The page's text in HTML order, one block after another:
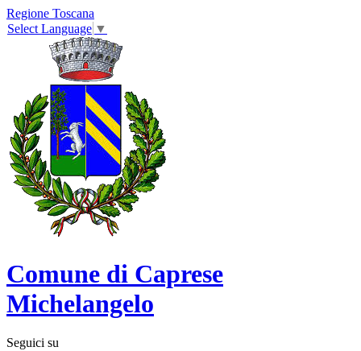
Regione Toscana
Select Language ▼
Comune di Caprese
Michelangelo
Seguici su